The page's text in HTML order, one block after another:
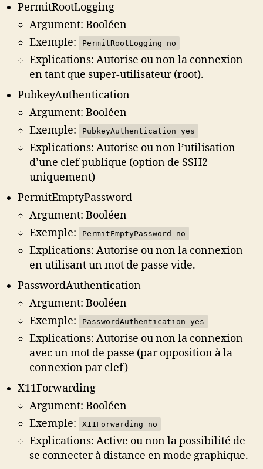
PermitRootLogging
Argument: Booléen
Exemple:
PermitRootLogging no
Explications: Autorise ou non la connexion
en tant que super-utilisateur (root).
PubkeyAuthentication
Argument: Booléen
Exemple:
PubkeyAuthentication yes
Explications: Autorise ou non l’utilisation
d’une clef publique (option de SSH2
uniquement)
PermitEmptyPassword
Argument: Booléen
Exemple:
PermitEmptyPassword no
Explications: Autorise ou non la connexion
en utilisant un mot de passe vide.
PasswordAuthentication
Argument: Booléen
Exemple:
PasswordAuthentication yes
Explications: Autorise ou non la connexion
avec un mot de passe (par opposition à la
connexion par clef)
X11Forwarding
Argument: Booléen
Exemple:
X11Forwarding no
Explications: Active ou non la possibilité de
se connecter à distance en mode graphique.